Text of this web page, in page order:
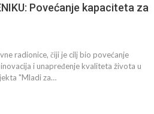
Povećanje kapaciteta za
radionice, čiji je cilj bio povećanje
i unapređenje kvaliteta života u
"Mladi za…